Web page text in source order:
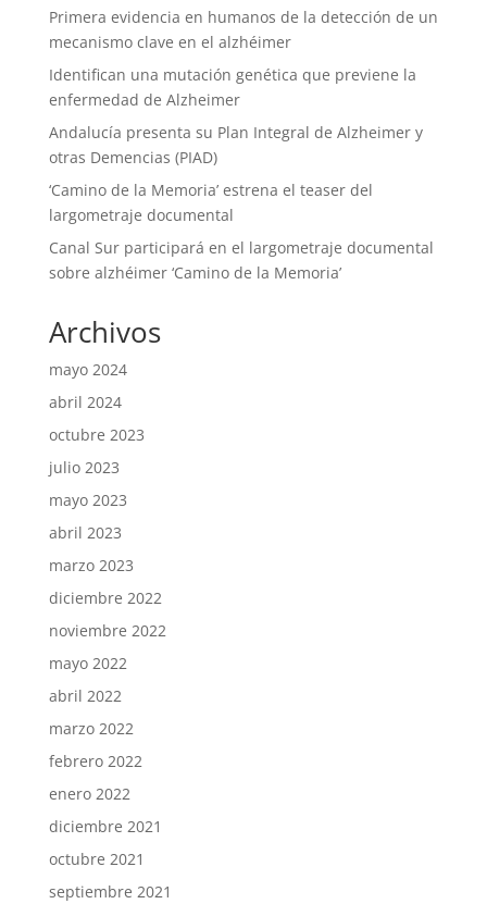
Primera evidencia en humanos de la detección de un
mecanismo clave en el alzhéimer
Identifican una mutación genética que previene la
enfermedad de Alzheimer
Andalucía presenta su Plan Integral de Alzheimer y
otras Demencias (PIAD)
‘Camino de la Memoria’ estrena el teaser del
largometraje documental
Canal Sur participará en el largometraje documental
sobre alzhéimer ‘Camino de la Memoria’
Archivos
mayo 2024
abril 2024
octubre 2023
julio 2023
mayo 2023
abril 2023
marzo 2023
diciembre 2022
noviembre 2022
mayo 2022
abril 2022
marzo 2022
febrero 2022
enero 2022
diciembre 2021
octubre 2021
septiembre 2021